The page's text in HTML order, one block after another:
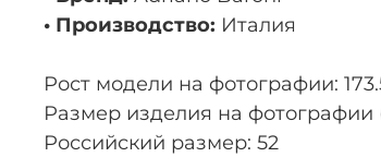
• Производство: Италия
Рост модели на фотографии:
Размер изделия на фотографии
Российский размер: 52